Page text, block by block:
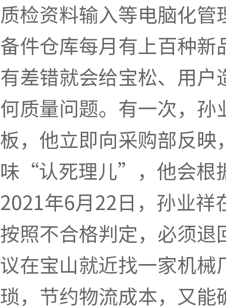
质检资料输入等电脑化管
备件仓库每月有上百种新
有差错就会给宝松、用户
何质量问题。有一次，孙
板，他立即向采购部反映
味“认死理儿”，他会根
2021年6月22日，孙业祥
按照不合格判定，必须退
议在宝山就近找一家机械
琐，节约物流成本，又能